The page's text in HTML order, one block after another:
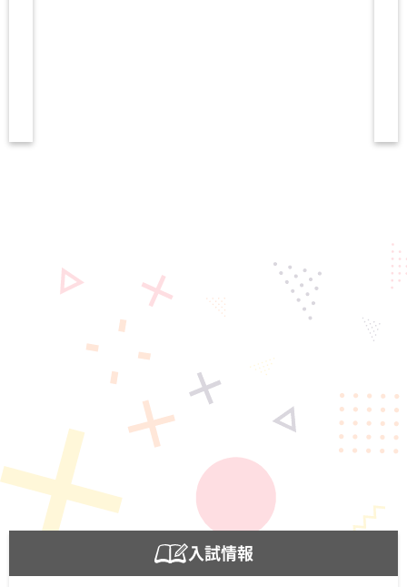
2026年08月05日
北日本カレッジ入試説明会[岩手・秋
2026年08月03日
休校日のお知らせ【8/12～8/16】
入試情報